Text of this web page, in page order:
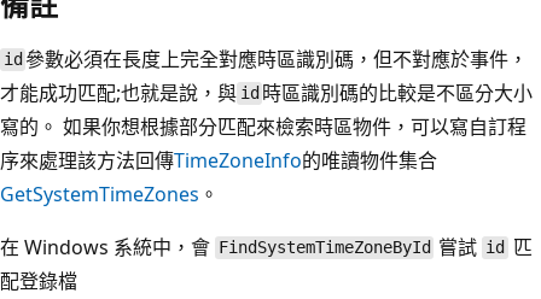
id 參數必須在長度上完全對應時區識別碼，但不對應於事件，
才能成功匹配;也就是說，與 id 時區識別碼的比較是不區分大小
寫的。 如果你想根據部分匹配來檢索時區物件，可以寫自訂程
序來處理該方法回傳TimeZoneInfo的唯讀物件集合
GetSystemTimeZones 。
在 Windows 系統中，會 FindSystemTimeZoneById 嘗試 id 匹
配登錄檔